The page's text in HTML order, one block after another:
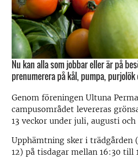
Nu kan alla som jobbar eller är på
prenumerera på kål, pumpa,
Genom föreningen Ultuna
campusområdet levereras
13 veckor under juli, augusti och
Upphämtning sker i trädgården
12) på tisdagar mellan 16:30 till